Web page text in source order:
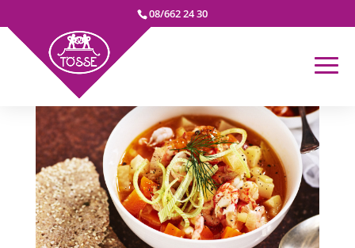
08/662 24 30